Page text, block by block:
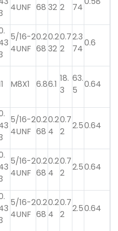
4UNF 68 32 2
74
5/16-2
4UNF
0.2
68
0.2
32
0.7
2
2.3
74
0.6
M8X1 6.86.1
18.
3
63.
5
0.64
5/16-2
4UNF
0.2
68
0.2
4
0.7
2
2.50.64
5/16-2
4UNF
0.2
68
0.2
4
0.7
2
2.50.64
5/16-2
4UNF
0.2
68
0.2
4
0.7
2
2.50.64